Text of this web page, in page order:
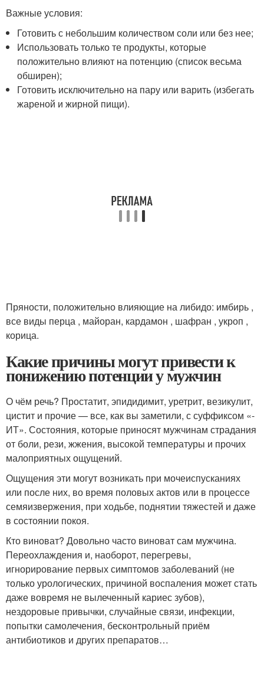
Важные условия:
Готовить с небольшим количеством соли или без нее;
Использовать только те продукты, которые
положительно влияют на потенцию (список весьма
обширен);
Готовить исключительно на пару или варить (избегать
жареной и жирной пищи).
Пряности, положительно влияющие на либидо: имбирь ,
все виды перца , майоран, кардамон , шафран , укроп ,
корица.
Какие причины могут привести к
понижению потенции у мужчин
О чём речь? Простатит, эпидидимит, уретрит, везикулит,
цистит и прочие — все, как вы заметили, с суффиксом «-
ИТ». Состояния, которые приносят мужчинам страдания
от боли, рези, жжения, высокой температуры и прочих
малоприятных ощущений.
Ощущения эти могут возникать при мочеиспусканиях
или после них, во время половых актов или в процессе
семяизвержения, при ходьбе, поднятии тяжестей и даже
в состоянии покоя.
Кто виноват? Довольно часто виноват сам мужчина.
Переохлаждения и, наоборот, перегревы,
игнорирование первых симптомов заболеваний (не
только урологических, причиной воспаления может стать
даже вовремя не вылеченный кариес зубов),
нездоровые привычки, случайные связи, инфекции,
попытки самолечения, бесконтрольный приём
антибиотиков и других препаратов…